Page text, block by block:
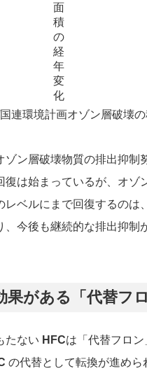
面
積
の
経
年
変
化
国連環境計画オゾン層破壊
ゾン層破壊物質の排出抑制
復は始まっているが、オゾ
レベルにまで回復するのは
、今後も継続的な排出抑制
果がある「代替フロ
たない HFCは「代替フロ
の代替として転換が進めら